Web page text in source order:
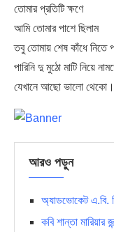
তোমার প্রতিটি ক্ষণে
আমি তোমার পাশে ছিলাম
তবু তোমায় শেষ কাঁধে নিতে
পারিনি দু মুঠো মাটি নিয়ে
যেখানে আছো ভালো থেকো।
আরও পড়ুন
অ্যাডভোকেট এ.বি.
কবি শান্তা মারিয়ার